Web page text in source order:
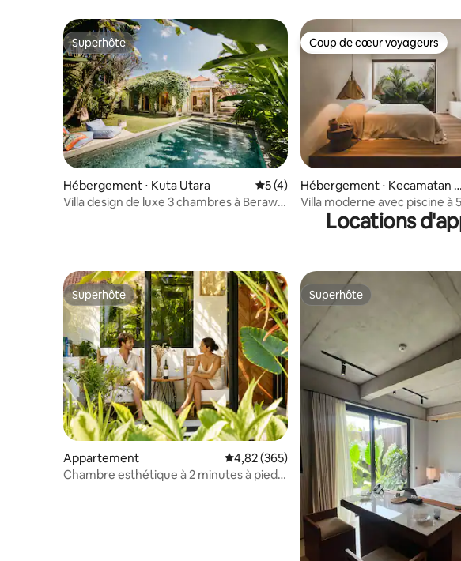
Superhôte
Superhôte
Hébergement ⋅ Kuta Utara Évaluation moyenne sur la base de 4
5 (4)
Villa design de luxe 3 chambres à Berawa,
Coup de cœur voyageurs
Coup de cœur voyageurs
Hébergement ⋅ Kecamatan K
uta Utara
Villa moderne avec piscine à
plageLocations
Superhôte
Superhôte
Appartement Évaluation moyenne sur la base de 365
4,82 (365)
Chambre esthétique à 2 minutes à pied
Superhôte
Superhôte